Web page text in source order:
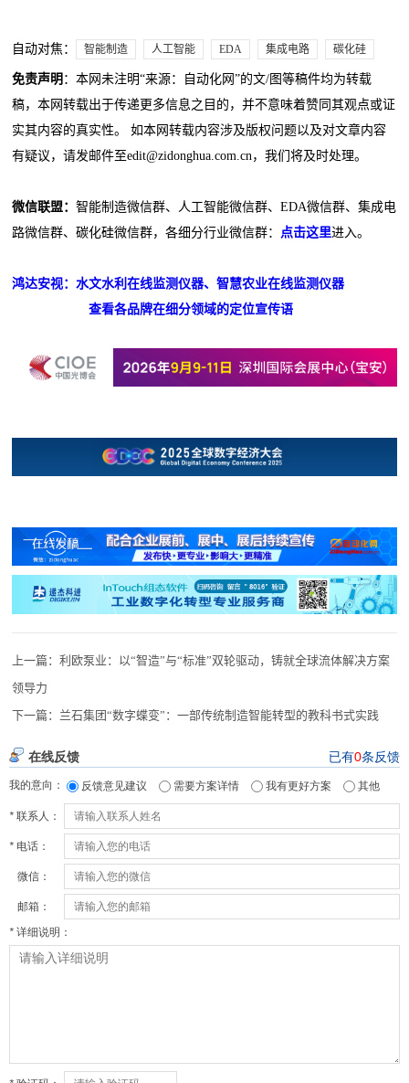
自动对焦： 智能制造 人工智能 EDA 集成电路 碳化硅
免责声明 ：本网未注明“来源：自动化网”的文/图等稿件均为转载
稿，本网转载出于传递更多信息之目的，并不意味着赞同其观点或证
实其内容的真实性。 如本网转载内容涉及版权问题以及对文章内容
有疑议，请发邮件至edit@zidonghua.com.cn，我们将及时处理。
微信联盟：智能制造微信群、人工智能微信群、EDA微信群、集成电
路微信群、碳化硅微信群，各细分行业微信群： 点击这里进入。
鸿达安视：水文水利在线监测仪器、智慧农业在线监测仪器
查看各品牌在细分领域的定位宣传语
上一篇：利欧泵业：以“智造”与“标准”双轮驱动，铸就全球流体解决方案
领导力
下一篇： 兰石集团“数字蝶变”：一部传统制造智能转型的教科书式实践